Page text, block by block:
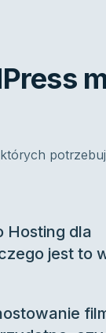
Hosting dla
jest to